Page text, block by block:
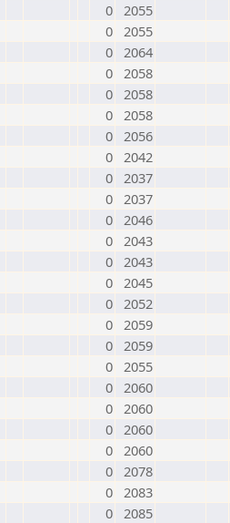
0 2055
0 2055
0 2064
0 2058
0 2058
0 2058
0 2056
0 2042
0 2037
0 2037
0 2046
0 2043
0 2043
0 2045
0 2052
0 2059
0 2059
0 2055
0 2060
0 2060
0 2060
0 2060
0 2078
0 2083
0 2085